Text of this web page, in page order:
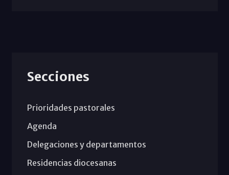
Secciones
Prioridades pastorales
Agenda
Delegaciones y departamentos
Residencias diocesanas